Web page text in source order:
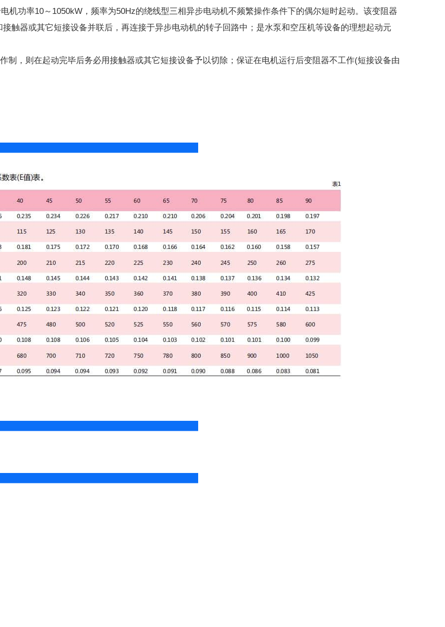
率10～1050kW，频率为50Hz的绕线型三相异步电动机不频繁操作条件下的偶尔短时起动。该变阻器
触器或其它短接设备并联后，再连接于异步电动机的转子回路中；是水泵和空压机等设备的理想起动元
，则在起动完毕后务必用接触器或其它短接设备予以切除；保证在电机运行后变阻器不工作(短接设备由